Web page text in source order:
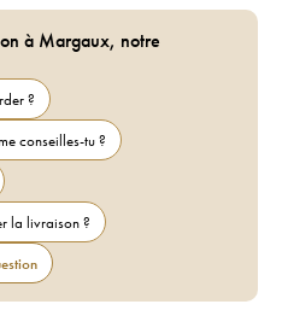
à Margaux, notre
?
conseilles-tu ?
la livraison ?